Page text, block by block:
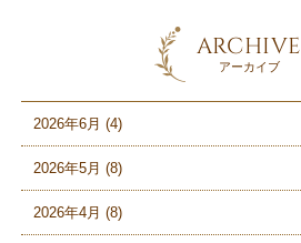
ARCHIVE
アーカイブ
2026年6月 (4)
2026年5月 (8)
2026年4月 (8)